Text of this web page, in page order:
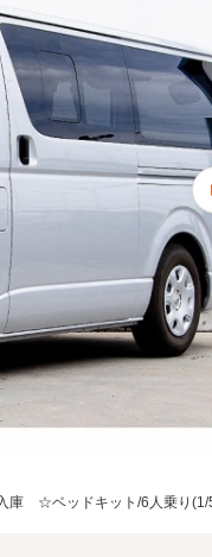
☆ベッドキット/6人乗り(1/